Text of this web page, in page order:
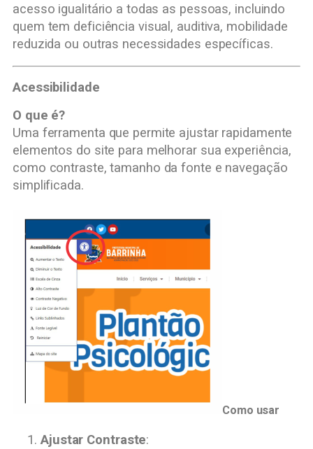
acesso igualitário a todas as pessoas, incluindo
quem tem deficiência visual, auditiva, mobilidade
reduzida ou outras necessidades específicas.
Acessibilidade
O que é?
Uma ferramenta que permite ajustar rapidamente
elementos do site para melhorar sua experiência,
como contraste, tamanho da fonte e navegação
simplificada.
Como usar
Ajustar Contraste: